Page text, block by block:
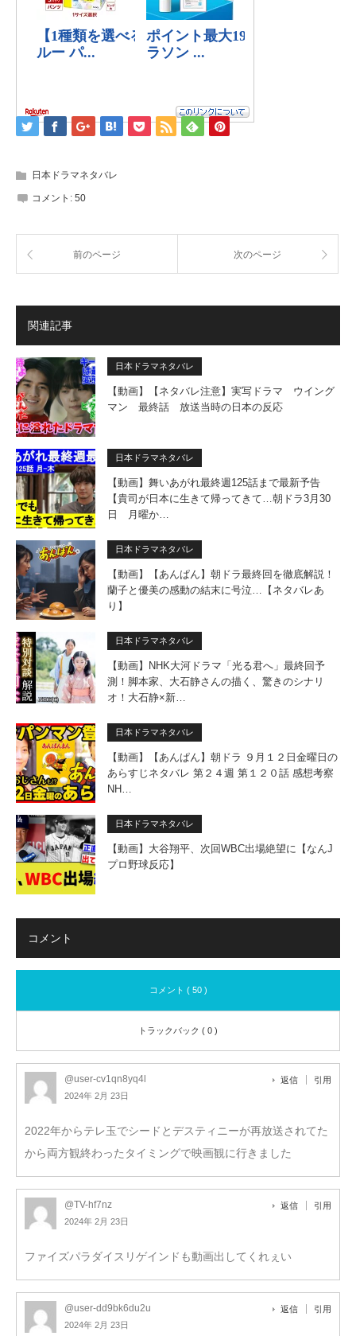
日本ドラマネタバレ
コメント: 50
前のページ 次のページ
関連記事
日本ドラマネタバレ
【動画】【ネタバレ注意】実写ドラマ ウイング
マン 最終話 放送当時の日本の反応
日本ドラマネタバレ
【動画】舞いあがれ最終週125話まで最新予告
【貴司が日本に生きて帰ってきて…朝ドラ3月30
日 月曜か…
日本ドラマネタバレ
【動画】【あんぱん】朝ドラ最終回を徹底解説！
蘭子と優美の感動の結末に号泣…【ネタバレあ
り】
日本ドラマネタバレ
【動画】NHK大河ドラマ「光る君へ」最終回予
測！脚本家、大石静さんの描く、驚きのシナリ
オ！大石静×新…
日本ドラマネタバレ
【動画】【あんぱん】朝ドラ ９月１２日金曜日の
あらすじネタバレ 第２４週 第１２０話 感想考察
NH…
日本ドラマネタバレ
【動画】大谷翔平、次回WBC出場絶望に【なんJ
プロ野球反応】
コメント
コメント ( 50 )
トラックバック ( 0 )
@user-cv1qn8yq4l
2024年 2月 23日
返信 引用
2022年からテレ玉でシードとデスティニーが再放送されてた
から両方観終わったタイミングで映画観に行きました
@TV-hf7nz
2024年 2月 23日
返信 引用
ファイズパラダイスリゲインドも動画出してくれぇい
@user-dd9bk6du2u
2024年 2月 23日
返信 引用